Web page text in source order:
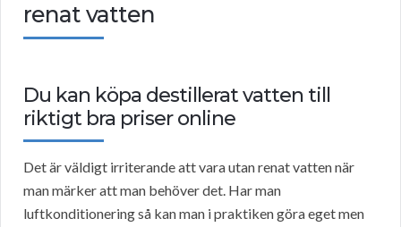
renat vatten
Du kan köpa destillerat vatten till
riktigt bra priser online
Det är väldigt irriterande att vara utan renat vatten när
man märker att man behöver det. Har man
luftkonditionering så kan man i praktiken göra eget men